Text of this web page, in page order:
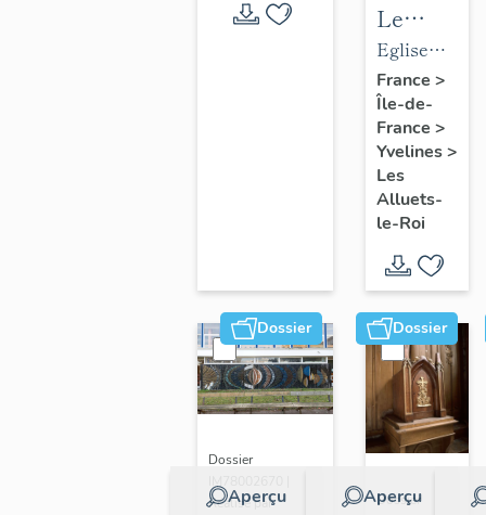
Le
mobilier
de
l'église
Saint-
Nicolas
Eglise
paroissiale
Saint-
Nicolas
France >
Île-de-
France >
Yvelines>
Les
Alluets-
le-Roi
Dossier
Aperçu
Dossier
IM78002670 |
Réalisé par
Dossier
Aperçu
Dossier